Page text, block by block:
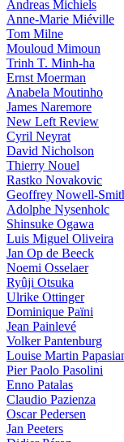
Andreas Michiels
Anne-Marie Miéville
Tom Milne
Mouloud Mimoun
Trinh T. Minh-ha
Ernst Moerman
Anabela Moutinho
James Naremore
New Left Review
Cyril Neyrat
David Nicholson
Thierry Nouel
Rastko Novakovic
Geoffrey Nowell-
Adolphe Nysenholc
Shinsuke Ogawa
Luis Miguel Oliveira
Jan Op de Beeck
Noemi Osselaer
Ryûji Otsuka
Ulrike Ottinger
Dominique Païni
Jean Painlevé
Volker Pantenburg
Louise Martin
Pier Paolo Pasolini
Enno Patalas
Claudio Pazienza
Oscar Pedersen
Jan Peeters